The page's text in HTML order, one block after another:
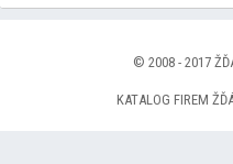
© 2008 - 2017
KATALOG FIREM